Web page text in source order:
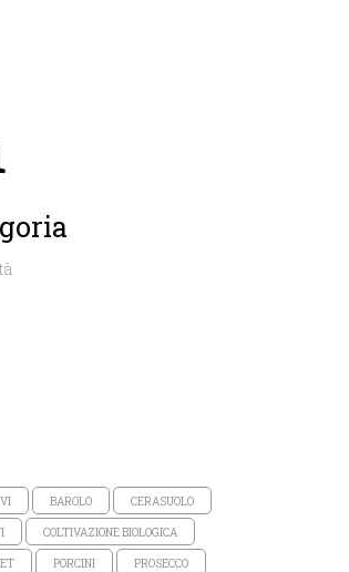
BAROLO CERASUOLO
COLTIVAZIONE BIOLOGICA
PORCINI PROSECCO